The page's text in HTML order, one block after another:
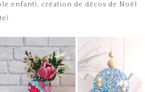
enfant), création de décos de Noêl